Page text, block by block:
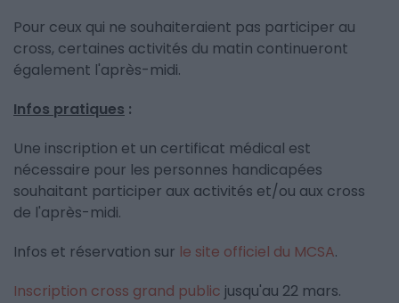
Pour ceux qui ne souhaiteraient pas participer au
cross, certaines activités du matin continueront
également l'après-midi.
Infos pratiques :
Une inscription et un certificat médical est
nécessaire pour les personnes handicapées
souhaitant participer aux activités et/ou aux cross
de l'après-midi.
Infos et réservation sur le site officiel du MCSA.
Inscription cross grand public jusqu'au 22 mars.